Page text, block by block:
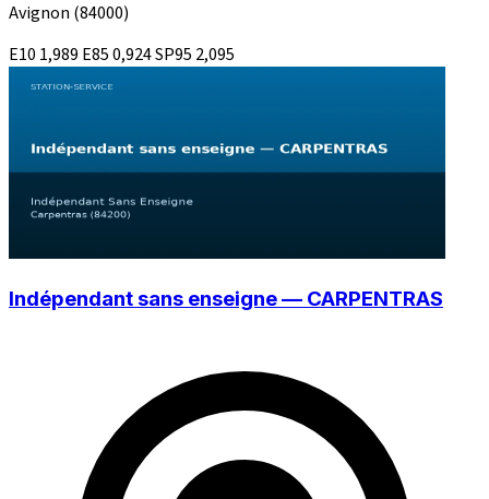
Avignon (84000)
E10 1,989 E850,924SP95 2,095
Indépendant sans enseigne — CARPENTRAS